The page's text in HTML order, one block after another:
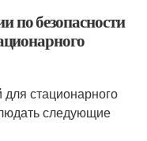
по безопасности
стационарного
следующие